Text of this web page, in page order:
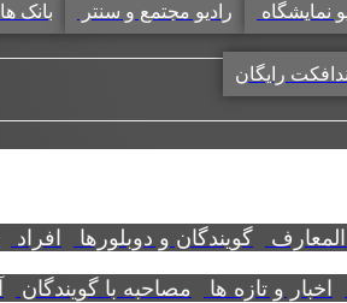
نمایشگاه رادیو مجتمع و سنتر بانک ها
رایگان
گویندگان و دوبلورها افراد
اخبار و تازه ها مصاحبه با گویندگان